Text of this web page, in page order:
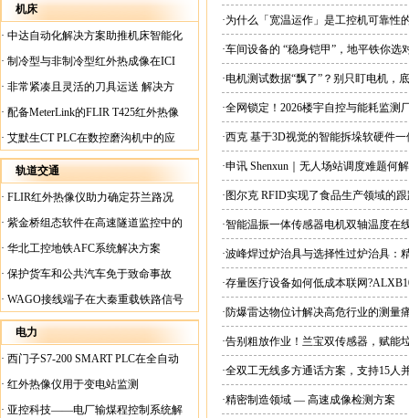
机床
· 中达自动化解决方案助推机床智能化
升级
· 制冷型与非制冷型红外热成像在ICI
工厂内完美配合
· 非常紧凑且灵活的刀具运送 解决方
案
· 配备MeterLink的FLIR T425红外热像
仪帮助Medite Europe Ltd加快红外检测
工作速度
· 艾默生CT PLC在数控磨沟机中的应
用
轨道交通
· FLIR红外热像仪助力确定芬兰路况
· 紫金桥组态软件在高速隧道监控中的
应用
· 华北工控地铁AFC系统解决方案
· 保护货车和公共汽车免于致命事故
· WAGO接线端子在大秦重载铁路信号
楼设备中的应用
电力
· 西门子S7-200 SMART PLC在全自动
蓄电池短路内阻检测机上的应用
· 红外热像仪用于变电站监测
· 亚控科技——电厂输煤程控制系统解
现货直供平台
·为什么「宽温运作」是工控机可靠性
·车间设备的 “稳身铠甲”，地平铁你选
·电机测试数据“飘了”？别只盯电机，
·全网锁定！2026楼宇自控与能耗监
·西克 基于3D视觉的智能拆垛软硬件
·申讯 Shenxun｜无人场站调度难题何
·图尔克 RFID实现了食品生产领域的
·智能温振一体传感器电机双轴温度在
·波峰焊过炉治具与选择性过炉治具：
·存量医疗设备如何低成本联网
·防爆雷达物位计解决高危行业的测量
·告别粗放作业！兰宝双传感器，赋能
·全双工无线多方通话方案，支持15人
·精密制造领域 — 高速成像检测方案